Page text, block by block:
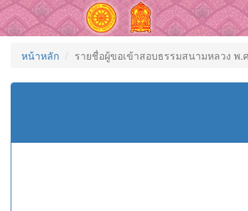
หน้าหลัก รายชื่อผู้ขอเข้าสอบธรรมสนามหลวง พ